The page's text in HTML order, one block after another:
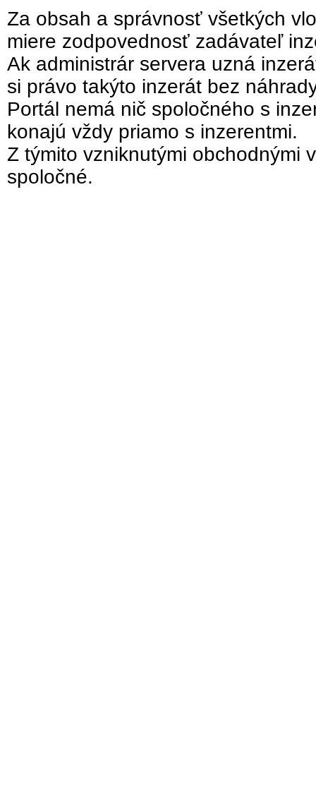
Za obsah a správnosť všetkých
miere zodpovednosť zadávateľ
Ak administrár servera uzná
si právo takýto inzerát bez
Portál nemá nič spoločného s
konajú vždy priamo s inzerentmi.
Z týmito vzniknutými obchodnými
spoločné.